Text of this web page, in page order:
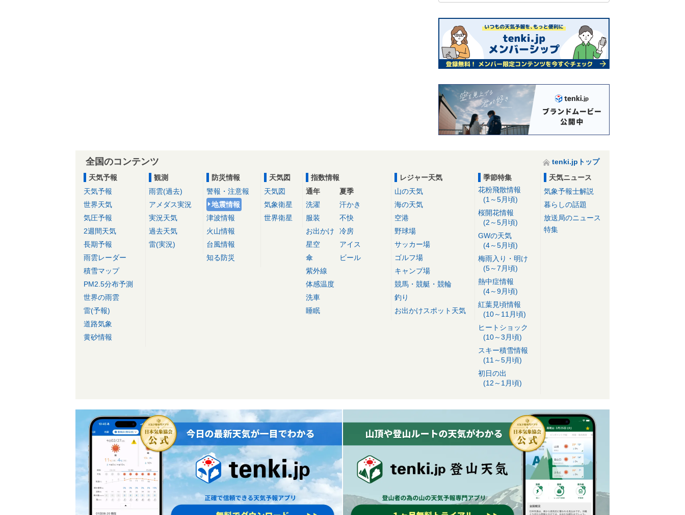
全国のコンテンツ
tenki.jpトップ
天気予報
天気予報
世界天気
気圧予報
2週間天気
長期予報
雨雲レーダー
積雪マップ
PM2.5分布予測
世界の雨雲
雷(予報)
道路気象
黄砂情報
観測
雨雲(過去)
アメダス実況
実況天気
過去天気
雷(実況)
防災情報
警報・注意報
地震情報
津波情報
火山情報
台風情報
知る防災
天気図
天気図
気象衛星
世界衛星
指数情報
通年
洗濯
服装
お出かけ
星空
傘
紫外線
体感温度
洗車
睡眠
夏季
汗かき
不快
冷房
アイス
ビール
レジャー天気
山の天気
海の天気
空港
野球場
サッカー場
ゴルフ場
キャンプ場
競馬・競艇・競輪
釣り
お出かけスポット天気
季節特集
花粉飛散情報
(1～5月頃)
桜開花情報
(2～5月頃)
GWの天気
(4～5月頃)
梅雨入り・明け
(5～7月頃)
熱中症情報
(4～9月頃)
紅葉見頃情報
(10～11月頃)
ヒートショック
(10～3月頃)
スキー積雪情報
(11～5月頃)
初日の出
(12～1月頃)
天気ニュース
気象予報士解説
暮らしの話題
放送局のニュース
特集